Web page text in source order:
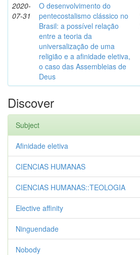
2020-
07-31
O desenvolvimento do
pentecostalismo clássico no
Brasil: a possível relação
entre a teoria da
universalização de uma
religião e a afinidade eletiva,
o caso das Assembleias de
Deus
Discover
Subject
Afinidade eletiva
CIENCIAS HUMANAS
CIENCIAS HUMANAS::TEOLOGIA
Elective affinity
Ninguendade
Nobody